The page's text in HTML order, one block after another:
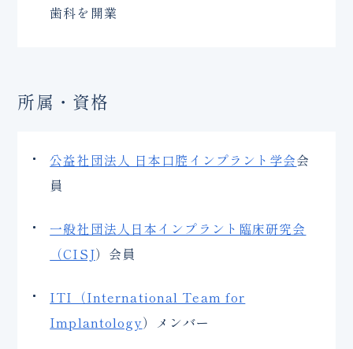
歯科を開業
所属・資格
公益社団法人 日本口腔インプラント学会会
員
一般社団法人日本インプラント臨床研究会
（CISJ）会員
ITI（International Team for
Implantology）メンバー